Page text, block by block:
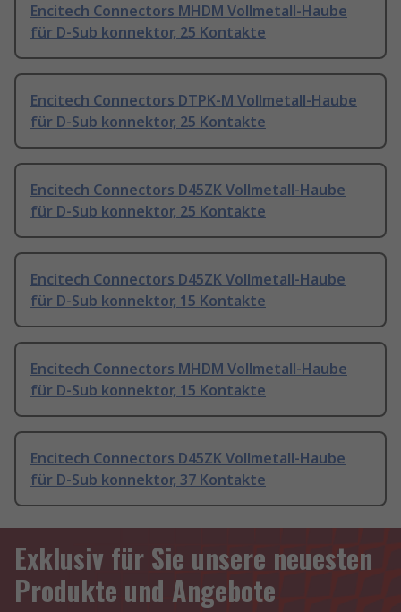
Encitech Connectors MHDM Vollmetall-Haube
für D-Sub konnektor, 25 Kontakte
Encitech Connectors DTPK-M Vollmetall-Haube
für D-Sub konnektor, 25 Kontakte
Encitech Connectors D45ZK Vollmetall-Haube
für D-Sub konnektor, 25 Kontakte
Encitech Connectors D45ZK Vollmetall-Haube
für D-Sub konnektor, 15 Kontakte
Encitech Connectors MHDM Vollmetall-Haube
für D-Sub konnektor, 15 Kontakte
Encitech Connectors D45ZK Vollmetall-Haube
für D-Sub konnektor, 37 Kontakte
Exklusiv für Sie unsere neuesten
Produkte und Angebote